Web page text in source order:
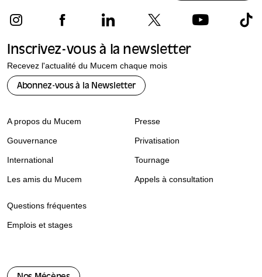
Inscrivez-vous à la newsletter
Recevez l'actualité du Mucem chaque mois
Abonnez-vous à la Newsletter
A propos du Mucem
Gouvernance
International
Les amis du Mucem
Presse
Privatisation
Tournage
Appels à consultation
Questions fréquentes
Emplois et stages